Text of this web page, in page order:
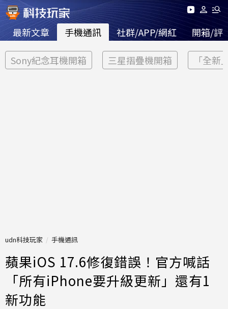
最新文章 手機通訊 社群/APP/網紅 開箱/評
Sony紀念耳機開箱 三星摺疊機開箱 「全新
udn科技玩家 手機通訊
蘋果iOS 17.6修復錯誤！官方喊話
「所有iPhone要升級更新」還有1
新功能